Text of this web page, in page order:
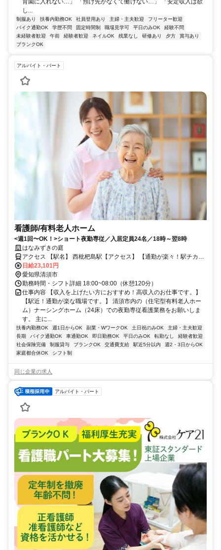
育園に入れない…」 「預け先がなくて働けない…」 「安定収入は欲
し...
制服あり 扶養内勤務OK 社員登用あり 主婦・主夫歓迎
フリーター歓迎
バイク通勤OK
学歴不問 固定時間制 職場見学可 平日のみOK
経験不問
未経験者歓迎
午前 経験者歓迎 ネイルOK 残業なし 研修あり 夕方
賞与あり
ブランクOK
アルバイト・パート
看護師/有料老人ホーム
<週1回〜OK！>ショート夜勤専従／入居定員24名／18時～翌8時
はなみずきの庭
アクセス 【駅名】 西枇杷島駅【アクセス】 【通勤が楽々！駅チカの
案件です】 【無料の駐車場があります】 西枇杷島駅から徒歩1分圏内
日給23,101円
愛知県清須市
勤務時間・シフト詳細 18:00~08:00（休憩120分）
仕事内容 【収入を上げたい方におすすめ！高収入のお仕事です。】
【駅近！通勤が楽な職場です。】 清須市内の（住宅型有料老人ホー
ム）ナーシングホーム（24床）での夜勤専従看護業務をお願いしま
す。 主に...
扶養内勤務OK 週1日からOK 副業・WワークOK 土日祝のみOK
主婦・主夫歓迎
長期
バイク通勤OK 車通勤OK 即日勤務OK 平日のみOK 転勤なし
経験者歓迎
社会保険完備
制服貸与 ブランクOK 交通費支給 駅近5分以内
週2・3日からOK
家庭都合休OK
シフト制
同じ企業の求人
アルバイト・パート